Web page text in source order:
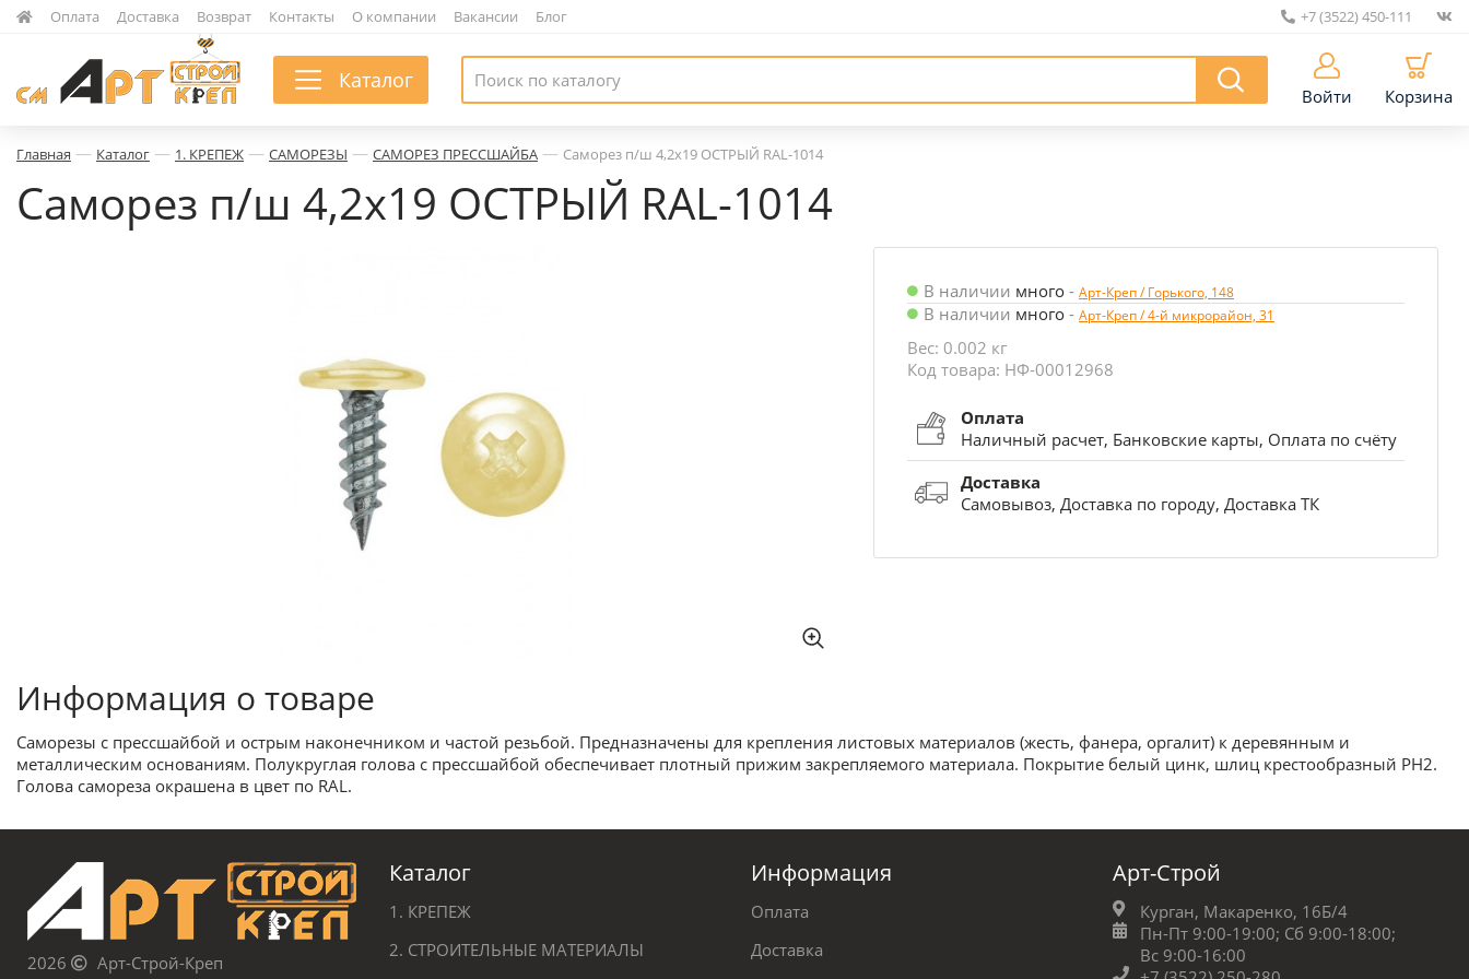
Оплата Доставка Возврат Контакты О компании Вакансии Блог +7 (3522) 450-111
Каталог
Войти Корзина
Главная — Каталог — 1. КРЕПЕЖ — САМОРЕЗЫ — САМОРЕЗ ПРЕССШАЙБА — Саморез п/ш 4,2х19 ОСТРЫЙ RAL-1014
Саморез п/ш 4,2х19 ОСТРЫЙ RAL-1014
В наличии много - Арт-Креп / Горького, 148
В наличии много - Арт-Креп / 4-й микрорайон, 31
Вес: 0.002 кг
Код товара: НФ-00012968
Оплата
Наличный расчет, Банковские карты, Оплата по счёту
Доставка
Самовывоз, Доставка по городу, Доставка ТК
Информация о товаре
Саморезы с прессшайбой и острым наконечником и частой резьбой. Предназначены для крепления листовых материалов (жесть, фанера, оргалит) к деревянным и
металлическим основаниям. Полукруглая голова с прессшайбой обеспечивает плотный прижим закрепляемого материала. Покрытие белый цинк, шлиц крестообразный PH2.
Голова самореза окрашена в цвет по RAL.
2026 Арт-Строй-Креп
Каталог
1. КРЕПЕЖ
2. СТРОИТЕЛЬНЫЕ МАТЕРИАЛЫ
Информация
Оплата
Доставка
Арт-Строй
Курган, Макаренко, 16Б/4
Пн-Пт 9:00-19:00; Сб 9:00-18:00;
Вс 9:00-16:00